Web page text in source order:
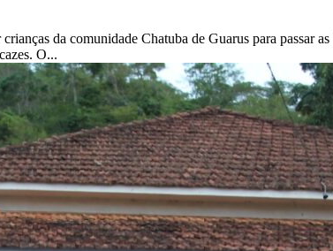
da comunidade Chatuba de Guarus para passar
O...